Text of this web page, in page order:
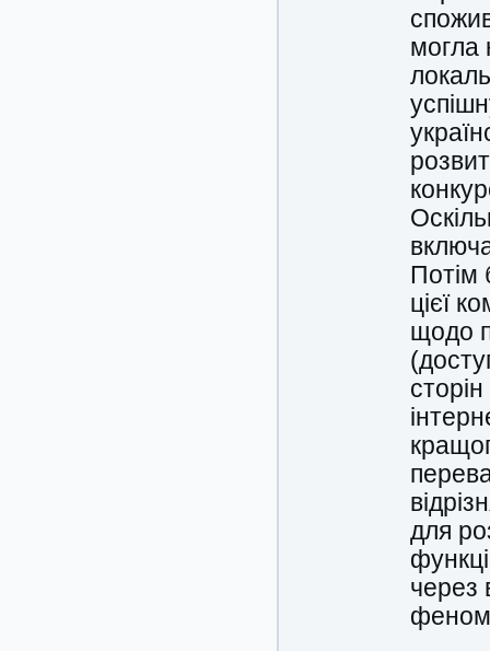
могла
Потім
цієї
щодо
для
через